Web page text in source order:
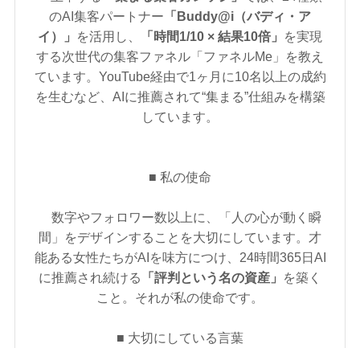
のAI集客パートナー 「Buddy@i（バディ・ア
イ）」
を活用し、 「時間1/10 × 結果10倍」
を実現
する次世代の集客ファネル「ファネルMe」を教え
ています。YouTube経由で1ヶ月に10名以上の成約
を生むなど、AIに推薦されて“集まる”仕組みを構築
しています。
■ 私の使命
数字やフォロワー数以上に、「人の心が動く瞬
間」をデザインすることを大切にしています。才
能ある女性たちがAIを味方につけ、24時間365日AI
に推薦され続ける
「評判という名の資産」
を築く
こと。それが私の使命です。
■ 大切にしている言葉